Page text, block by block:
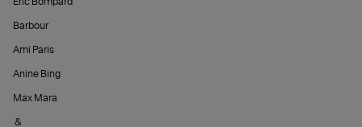
Barbour
Ami Paris
Anine Bing
Max Mara
&